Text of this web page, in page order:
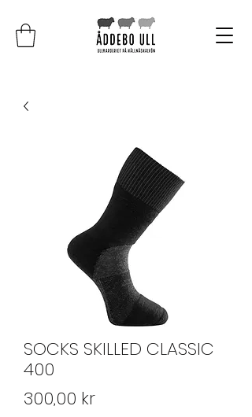
SOCKS SKILLED CLASSIC
400
300,00 krPris